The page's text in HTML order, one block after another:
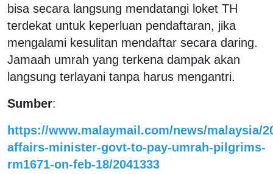
bisa secara langsung mendatangi loket TH
terdekat untuk keperluan pendaftaran, jika
mengalami kesulitan mendaftar secara daring.
Jamaah umrah yang terkena dampak akan
langsung terlayani tanpa harus mengantri.
Sumber:
https://www.malaymail.com/news/malaysia/
affairs-minister-govt-to-pay-umrah-pilgrims-
rm1671-on-feb-18/2041333